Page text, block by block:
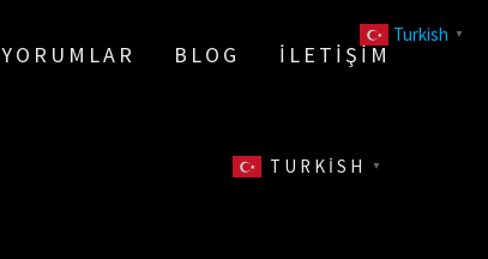
YORUMLAR BLOG İLETIŞIM
TURKISH ▼
Turkish ▼